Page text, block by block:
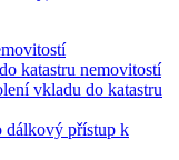
katastru nemovitostí
vkladu do katastru
dálkový přístup k